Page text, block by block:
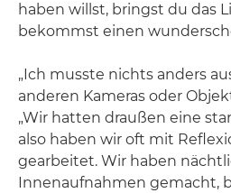
haben willst, bringst du das
bekommst einen
„Ich musste nichts anders
anderen Kameras oder
„Wir hatten draußen eine
also haben wir oft mit
gearbeitet. Wir haben
Innenaufnahmen gemacht,